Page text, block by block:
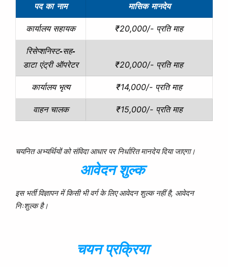
पद का नाम मासिक मानदेय
कार्यालय सहायक ₹20,000/- प्रति माह
रिसेप्शनिस्ट-सह-
डाटा एंट्री ऑपरेटर
₹20,000/- प्रति माह
कार्यालय भृत्य ₹14,000/- प्रति माह
वाहन चालक ₹15,000/- प्रति माह
चयनित अभ्यर्थियों को संविदा आधार पर निर्धारित मानदेय दिया जाएगा।
आवेदन शुल्क
इस भर्ती विज्ञापन में किसी भी वर्ग के लिए आवेदन शुल्क नहीं है, आवेदन
निःशुल्क है।
चयन प्रक्रिया